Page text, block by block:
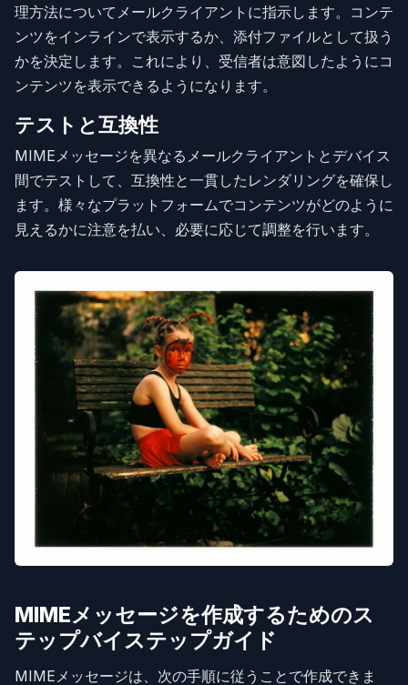
理方法についてメールクライアントに指示します。コンテ
ンツをインラインで表示するか、添付ファイルとして扱う
かを決定します。これにより、受信者は意図したようにコ
ンテンツを表示できるようになります。
テストと互換性
MIMEメッセージを異なるメールクライアントとデバイス
間でテストして、互換性と一貫したレンダリングを確保し
ます。様々なプラットフォームでコンテンツがどのように
見えるかに注意を払い、必要に応じて調整を行います。
MIMEメッセージを作成するためのス
テップバイステップガイド
MIMEメッセージは、次の手順に従うことで作成できま